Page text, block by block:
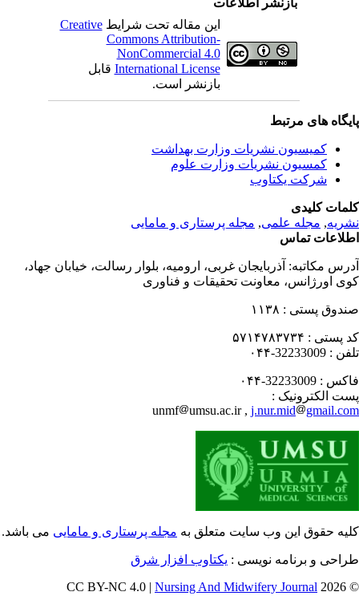
بازنشر اطلاعات
این مقاله تحت شرایطCreative
Commons Attribution-
NonCommercial 4.0
International Licenseقابل
بازنشر است.
های مرتبط
کمیسیون نشریات وزارت بهداشت
کمسیون نشریات وزارت علوم
شرکت یکتاوب
کلیدی
,مجله علمی, مجله پرستاری و مامایی
تماس
مکاتبه:آذربایجان غربی، ارومیه، بلوار رسالت، خیابان جهاد،
اورژانس، معاونت تحقیقات و فناوری
پستی : ۱۱۳۸
پستی : ۵۷۱۴۷۸۳۷۳۴
: 32233009-۰۴۴
: 32233009-۰۴۴
الکترونیک :
unmf
umsu.ac.ir ,j.nur.mid
حقوق این وب سایت متعلق بهمجله پرستاری و ماماییمی باشد.
و برنامه نویسی : یکتاوب افزار شرق
©
Nursing And Midwifery Journal